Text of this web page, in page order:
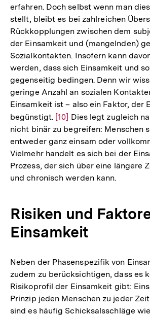
erfahren. Doch selbst wenn man
stellt, bleibt es bei zahlreichen
Rückkopplungen zwischen dem
der Einsamkeit und (mangelnden)
Sozialkontakten. Insofern kann
werden, dass sich Einsamkeit und
gegenseitig bedingen. Denn wir
geringe Anzahl an sozialen
Einsamkeit ist – also ein Faktor, der
begünstigt. Zur
Auflösung
der
Fußnote
[10] Dies legt zugleich
nicht binär zu begreifen: Menschen
entweder ganz einsam oder
Vielmehr handelt es sich bei der
Prozess, der sich über eine längere
und chronisch werden kann.
Risiken und
Einsamkeit
Neben der Phasenspezifik von
zudem zu berücksichtigen, dass es
Risikoprofil der Einsamkeit gibt:
Prinzip jeden Menschen zu jeder
sind es häufig Schicksalsschläge